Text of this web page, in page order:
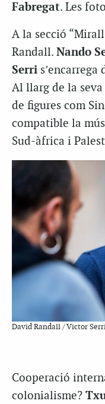
Fabregat. Les
A la secció
Randall. Nando
Serri
Al llarg de la
de figures com
compatible la
Sud-àfrica i
David Randall / Victor
Cooperació
colonialisme?